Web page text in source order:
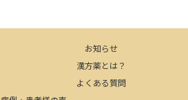
お知らせ
漢方薬とは？
よくある質問